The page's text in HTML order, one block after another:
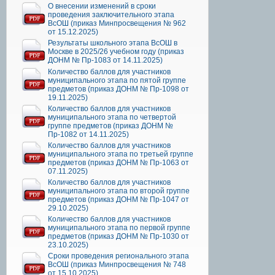
О внесении изменений в сроки
проведения заключительного этапа
ВсОШ (приказ Минпросвещения № 962
от 15.12.2025)
Результаты школьного этапа ВсОШ в
Москве в 2025/26 учебном году (приказ
ДОНМ № Пр-1083 от 14.11.2025)
Количество баллов для участников
муниципального этапа по пятой группе
предметов (приказ ДОНМ № Пр-1098 от
19.11.2025)
Количество баллов для участников
муниципального этапа по четвертой
группе предметов (приказ ДОНМ №
Пр-1082 от 14.11.2025)
Количество баллов для участников
муниципального этапа по третьей группе
предметов (приказ ДОНМ № Пр-1063 от
07.11.2025)
Количество баллов для участников
муниципального этапа по второй группе
предметов (приказ ДОНМ № Пр-1047 от
29.10.2025)
Количество баллов для участников
муниципального этапа по первой группе
предметов (приказ ДОНМ № Пр-1030 от
23.10.2025)
Сроки проведения регионального этапа
ВсОШ (приказ Минпросвещения № 748
от 15.10.2025)